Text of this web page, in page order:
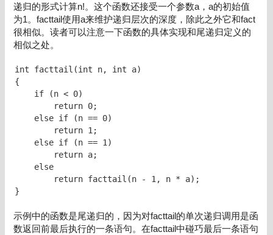
递归的形式计算n!。这个函数还接受一个参数a，a的初始值
为1。facttail使用a来维护递归层次的深度，除此之外它和fact
很相似。读者可以注意一下函数的具体实现和尾递归定义的
相似之处。
int facttail(int n, int a)
{
    if (n < 0)
        return 0;
    else if (n == 0)
        return 1;
    else if (n == 1)
        return a;
    else
        return facttail(n - 1, n * a);
}
示例中的函数是尾递归的，因为对facttail的单次递归调用是函
数返回前最后执行的一条语句。在facttail中碰巧最后一条语句